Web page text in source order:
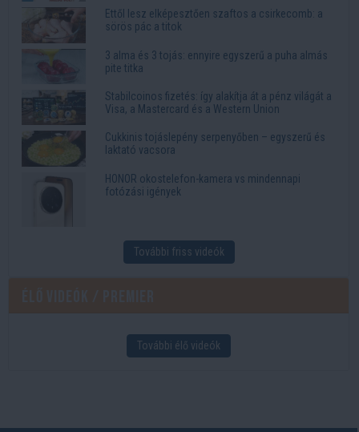
Ettől lesz elképesztően szaftos a csirkecomb: a
sörös pác a titok
3 alma és 3 tojás: ennyire egyszerű a puha almás
pite titka
Stabilcoinos fizetés: így alakítja át a pénz világát a
Visa, a Mastercard és a Western Union
Cukkinis tojáslepény serpenyőben – egyszerű és
laktató vacsora
HONOR okostelefon-kamera vs mindennapi
fotózási igények
További friss videók
További élő videók